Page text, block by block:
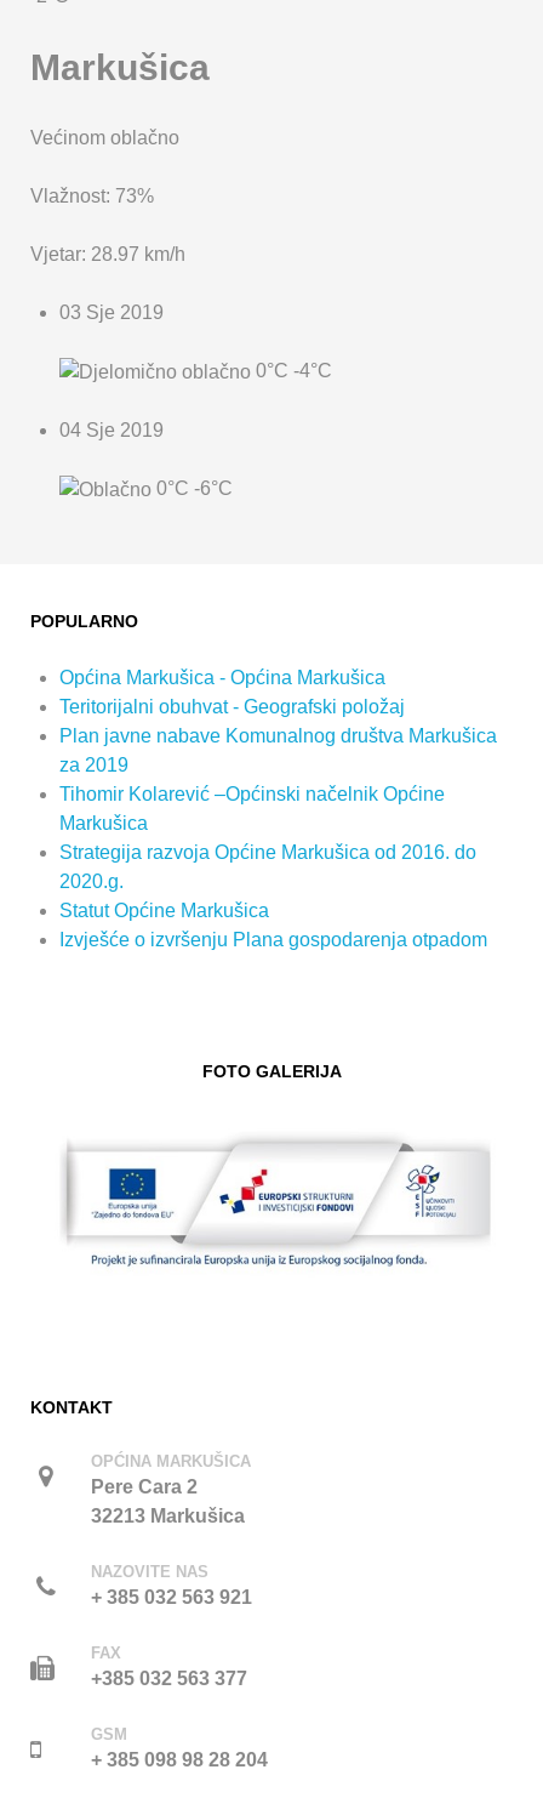
Markušica
Većinom oblačno
Vlažnost: 73%
Vjetar: 28.97 km/h
03 Sje 2019
0°C -4°C
04 Sje 2019
0°C -6°C
POPULARNO
Općina Markušica - Općina Markušica
Teritorijalni obuhvat - Geografski položaj
Plan javne nabave Komunalnog društva Markušica
za 2019
Tihomir Kolarević –Općinski načelnik Općine
Markušica
Strategija razvoja Općine Markušica od 2016. do
2020.g.
Statut Općine Markušica
Izvješće o izvršenju Plana gospodarenja otpadom
FOTO GALERIJA
KONTAKT
OPĆINA MARKUŠICA
Pere Cara 2
32213 Markušica
NAZOVITE NAS
+ 385 032 563 921
FAX
+385 032 563 377
GSM
+ 385 098 98 28 204